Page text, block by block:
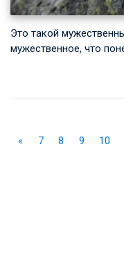
Это такой
мужественное, что
« 7 8 9 10